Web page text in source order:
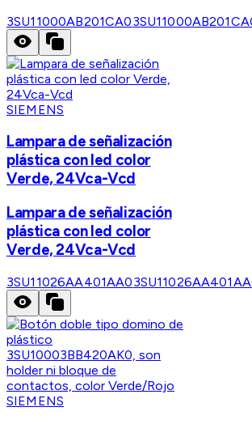
3SU11000AB201CA0
SIEMENS
Lampara de señalización
plástica con led color
Verde, 24Vca-Vcd
Lampara de señalización
plástica con led color
Verde, 24Vca-Vcd
3SU11026AA401AA0
SIEMENS